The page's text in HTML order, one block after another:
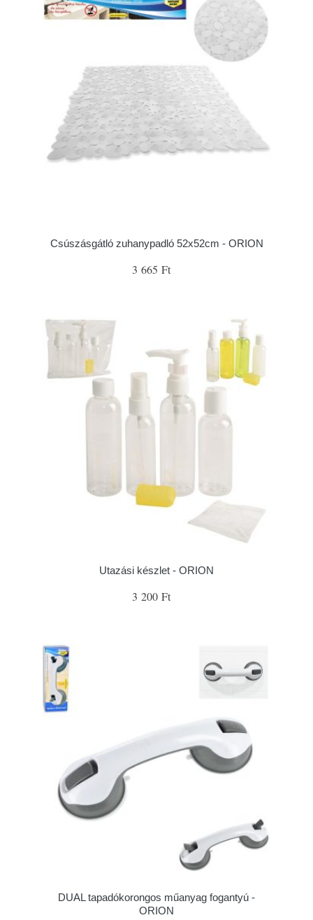
Csúszásgátló zuhanypadló 52x52cm - ORION
3 665 Ft
Utazási készlet - ORION
3 200 Ft
DUAL tapadókorongos műanyag fogantyú -
ORION